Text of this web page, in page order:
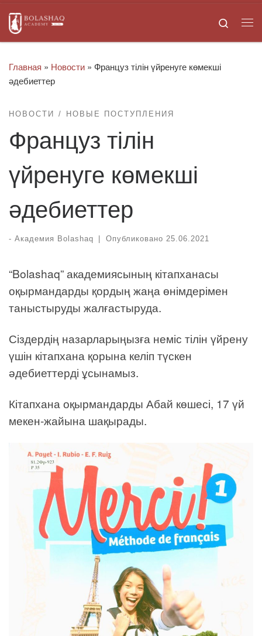
Skip to content Search
Главная » Новости » Француз тілін үйренуге көмекші
әдебиеттер
НОВОСТИ НОВЫЕ ПОСТУПЛЕНИЯ
Француз тілін
үйренуге көмекші
әдебиеттер
- Академия Bolashaq Опубликовано 25.06.2021
“Bolashaq” академиясының кітапханасы
оқырмандарды қордың жаңа өнімдерімен
таныстыруды жалғастыруда.
Сіздердің назарларыңызға неміс тілін үйрену
үшін кітапхана қорына келіп түскен
әдебиеттерді ұсынамыз.
Кітапхана оқырмандарды Абай көшесі, 17 үй
мекен-жайына шақырады.